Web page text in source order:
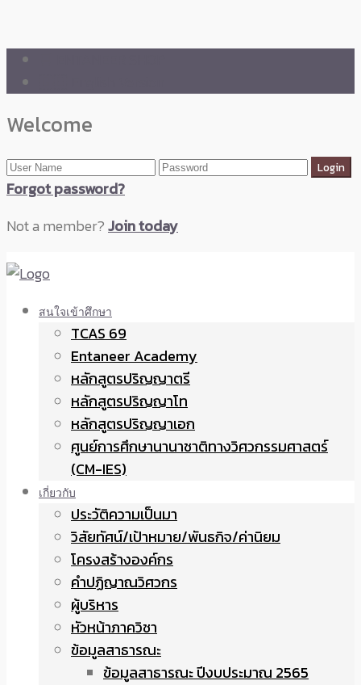
Welcome
Forgot password?
Not a member?Join today
สนใจเข้าศึกษา
TCAS 69
Entaneer Academy
หลักสูตรปริญญาตรี
หลักสูตรปริญญาโท
หลักสูตรปริญญาเอก
ศูนย์การศึกษานานาชาติทางวิศวกรรมศาสตร์
(CM-IES)
เกี่ยวกับ
ประวัติความเป็นมา
วิสัยทัศน์/เป้าหมาย/พันธกิจ/ค่านิยม
โครงสร้างองค์กร
คำปฏิญาณวิศวกร
ผู้บริหาร
หัวหน้าภาควิชา
ข้อมูลสาธารณะ
ข้อมูลสาธารณะ ปีงบประมาณ 2565